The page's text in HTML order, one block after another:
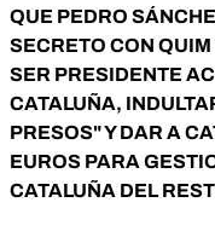
QUE PEDRO
SECRETO CON
SER PRESIDENTE
CATALUÑA,
PRESOS" Y DAR A
EUROS PARA
CATALUÑA DEL